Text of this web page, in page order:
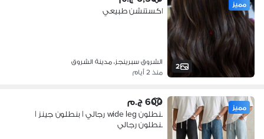
2
مميز
اكستنشن طبيعي
الشروق سبرينجز، مدينة الشروق
منذ 2 أيام
مميز 600 ج.م
بنطلون wide leg رجالي | بنطلون جينز |
بنطلون رجالي